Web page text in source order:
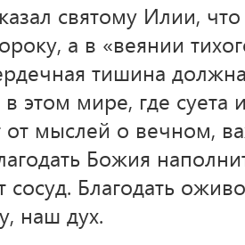
святому Илии,
а в «веянии
тишина
этом мире, где суета
от мыслей о вечном,
Божия
сосуд. Благодать
наш дух.